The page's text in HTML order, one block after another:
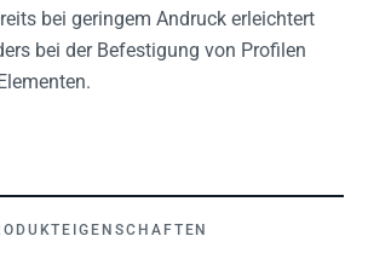
bei geringem Andruck erleichtert
bei der Befestigung von Profilen